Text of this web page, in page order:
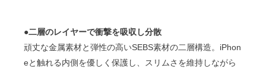
●二層のレイヤーで衝撃を吸収し分散
頑丈な金属素材と弾性の高いSEBS素材の二層構造。iPhon
eと触れる内側を優しく保護し、スリムさを維持しながら